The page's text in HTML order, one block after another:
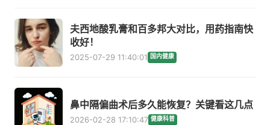
夫西地酸乳膏和百多邦大对比，用药指南快
收好！
2025-07-29 11:40:01 国内健康
鼻中隔偏曲术后多久能恢复？关键看这几点
2026-02-28 17:10:47 健康科普